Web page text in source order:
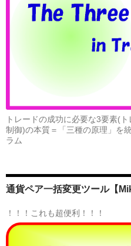
トレードの成功に必要な3要素(
制御)の本質＝「三種の原理」を
ラム
通貨ペア一括変更ツール【
！！！これも超便利！！！